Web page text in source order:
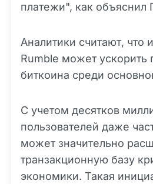
платежи", как объяснил
Аналитики считают, что
Rumble может ускорить
биткоина среди
С учетом десятков
пользователей даже
может значительно
транзакционную базу
экономики. Такая